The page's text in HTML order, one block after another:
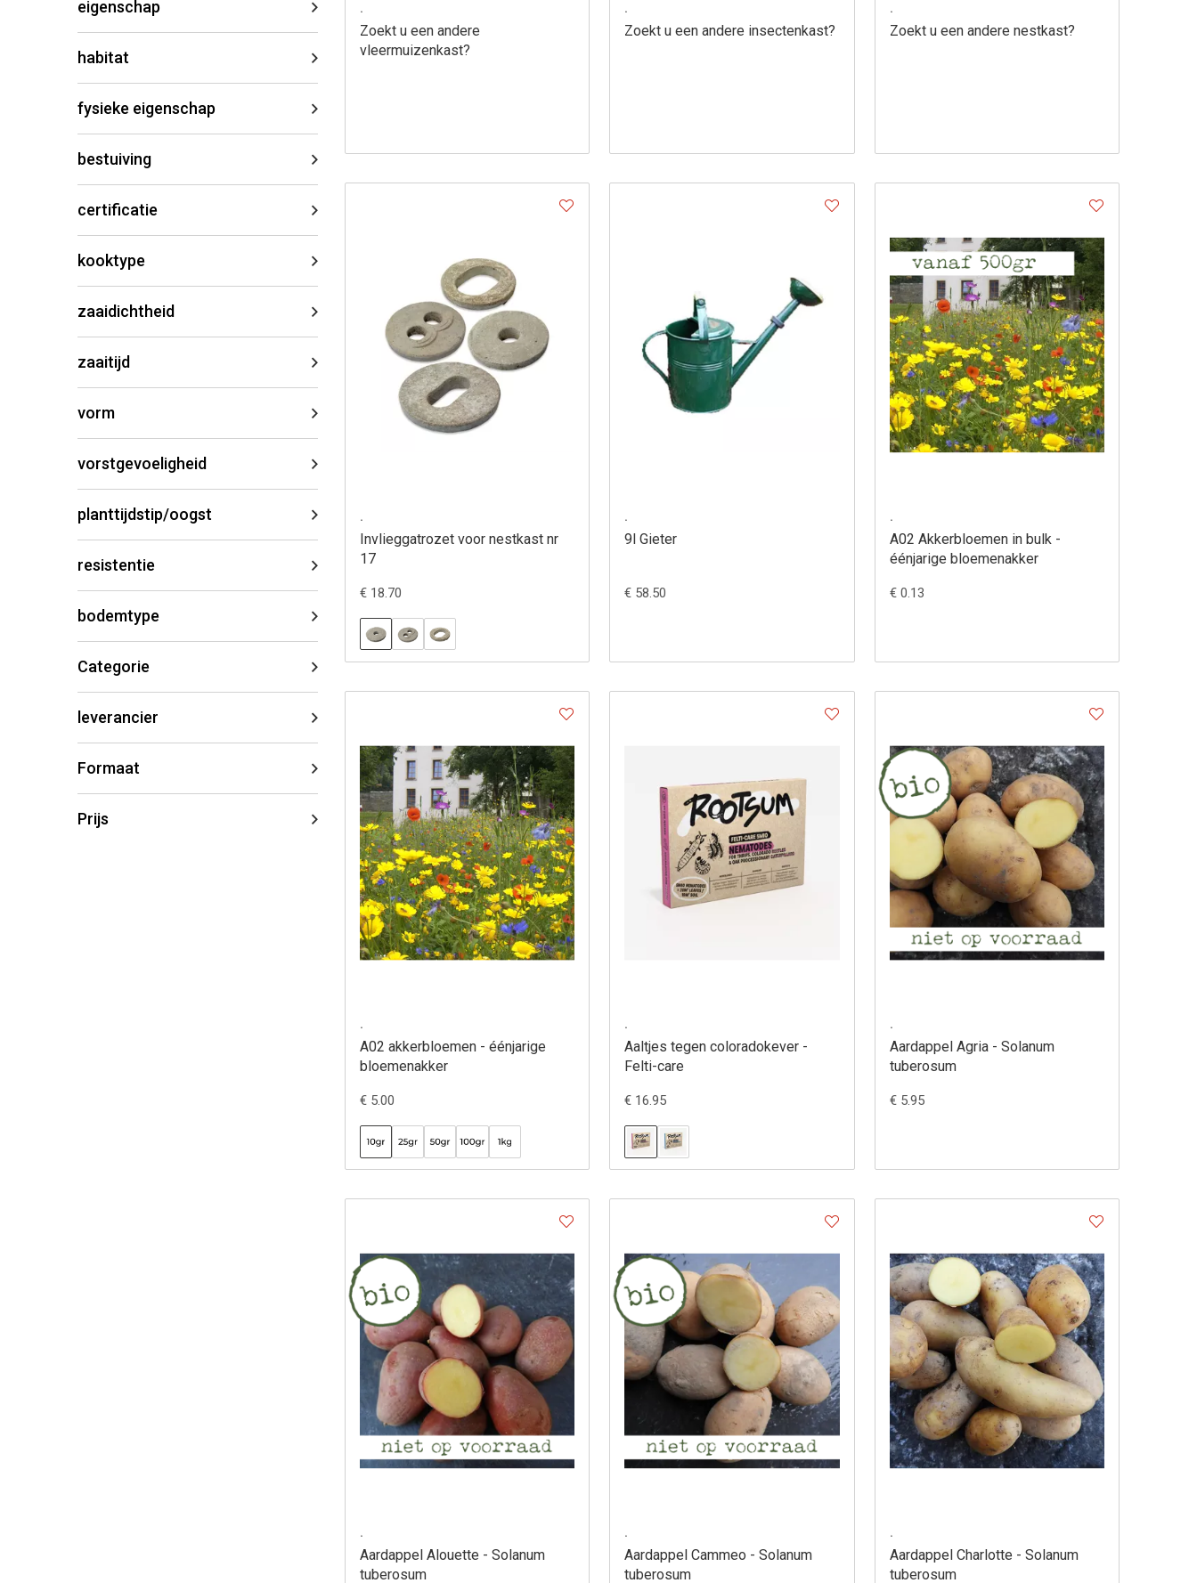
eigenschap
habitat
fysieke eigenschap
bestuiving
certificatie
kooktype
zaaidichtheid
zaaitijd
vorm
vorstgevoeligheid
planttijdstip/oogst
resistentie
bodemtype
Categorie
leverancier
Formaat
Prijs
.
Zoekt u een andere
vleermuizenkast?
.
Zoekt u een andere insectenkast?
.
Zoekt u een andere nestkast?
.
Invlieggatrozet voor nestkast nr
17
€ 18.70
.
9l Gieter
€ 58.50
.
A02 Akkerbloemen in bulk -
éénjarige bloemenakker
€ 0.13
.
A02 akkerbloemen - éénjarige
bloemenakker
€ 5.00
.
Aaltjes tegen coloradokever -
Felti-care
€ 16.95
.
Aardappel Agria - Solanum
tuberosum
€ 5.95
.
Aardappel Alouette - Solanum
tuberosum
.
Aardappel Cammeo - Solanum
tuberosum
.
Aardappel Charlotte - Solanum
tuberosum